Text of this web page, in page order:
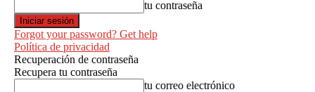
tu contraseña
Forgot your password? Get help
Política de privacidad
Recuperación de contraseña
Recupera tu contraseña
tu correo electrónico